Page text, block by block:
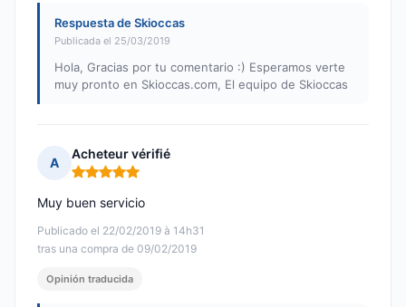
Respuesta de Skioccas
Publicada el 25/03/2019
Hola, Gracias por tu comentario :) Esperamos verte
muy pronto en Skioccas.com, El equipo de Skioccas
A
Acheteur vérifié
Nota: 5 de 5
Publicado el 22/02/2019 à 14h31
tras una compra de 09/02/2019
Muy buen servicio
Opinión traducida